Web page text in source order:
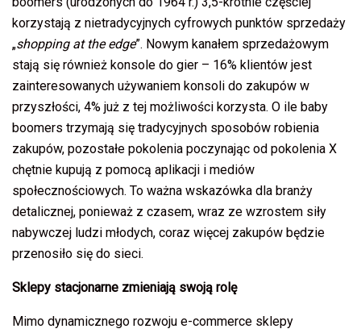
korzystają z nietradycyjnych cyfrowych punktów sprzedaży
„shopping at the edge”. Nowym kanałem sprzedażowym
stają się również konsole do gier – 16% klientów jest
zainteresowanych używaniem konsoli do zakupów w
przyszłości, 4% już z tej możliwości korzysta. O ile baby
boomers trzymają się tradycyjnych sposobów robienia
zakupów, pozostałe pokolenia poczynając od pokolenia X
chętnie kupują z pomocą aplikacji i mediów
społecznościowych. To ważna wskazówka dla branży
detalicznej, ponieważ z czasem, wraz ze wzrostem siły
nabywczej ludzi młodych, coraz więcej zakupów będzie
przenosiło się do sieci.
Sklepy stacjonarne zmieniają swoją rolę
Mimo dynamicznego rozwoju e-commerce sklepy